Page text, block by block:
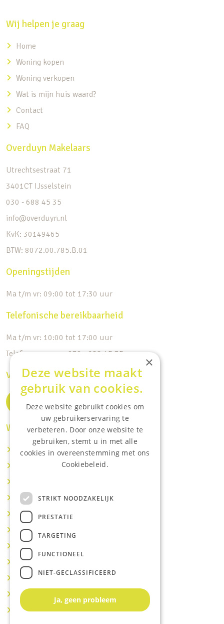
Wij helpen je graag
Home
Woning kopen
Woning verkopen
Wat is mijn huis waard?
Contact
FAQ
Overduyn Makelaars
Utrechtsestraat 71
3401CT IJsselstein
030 - 688 45 35
info@overduyn.nl
KvK: 30149465
BTW: 8072.00.785.B.01
Openingstijden
Ma t/m vr: 09:00 tot 17:30 uur
Telefonische bereikbaarheid
Ma t/m vr: 10:00 tot 17:00 uur
Telefoonnummer: 030 - 688 45 35
Volg ons op de socials
Waar wij o.a actief zijn:
Makelaar IJsselstein
Makelaar Utrecht
Makelaar Houten
Makelaar Vianen
Makelaar Maarssen
Makelaar Lopik
Makelaar Montfoort
Makelaar Benschop
Makelaar Schoonhoven
Makelaar Hoef en Haag
×
Deze website maakt
gebruik van cookies.
Deze website gebruikt cookies om
uw gebruikerservaring te
verbeteren. Door onze website te
gebruiken, stemt u in met alle
cookies in overeenstemming met ons
Cookiebeleid.
STRIKT NOODZAKELIJK
PRESTATIE
TARGETING
FUNCTIONEEL
NIET-GECLASSIFICEERD
Ja, geen probleem